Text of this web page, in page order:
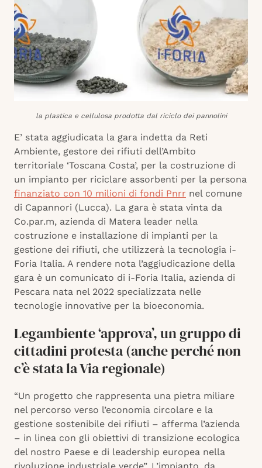
la plastica e cellulosa prodotta dal riciclo dei pannolini
E’ stata aggiudicata la gara indetta da Reti
Ambiente, gestore dei rifiuti dell’Ambito
territoriale ‘Toscana Costa’, per la costruzione di
un impianto per riciclare assorbenti per la persona
finanziato con 10 milioni di fondi Pnrr nel comune
di Capannori (Lucca). La gara è stata vinta da
Co.par.m, azienda di Matera leader nella
costruzione e installazione di impianti per la
gestione dei rifiuti, che utilizzerà la tecnologia i-
Foria Italia. A rendere nota l’aggiudicazione della
gara è un comunicato di i-Foria Italia, azienda di
Pescara nata nel 2022 specializzata nelle
tecnologie innovative per la bioeconomia.
Legambiente ‘approva’, un gruppo di
cittadini protesta (anche perché non
c’è stata la Via regionale)
“Un progetto che rappresenta una pietra miliare
nel percorso verso l’economia circolare e la
gestione sostenibile dei rifiuti – afferma l’azienda
– in linea con gli obiettivi di transizione ecologica
del nostro Paese e di leadership europea nella